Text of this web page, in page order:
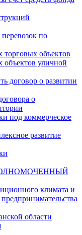
по
объектов
объектов уличной
договор о развитии
о
под коммерческое
развитие
климата и
области